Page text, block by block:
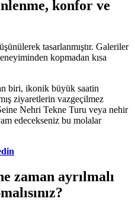
konfor ve
tasarlanmıştır. Galeriler
kopmadan kısa
biri, ikonik büyük saatin
ziyaretlerin vazgeçilmez
Nehri Tekne Turu veya nehir
edecekseniz bu molalar
zaman ayrılmalı